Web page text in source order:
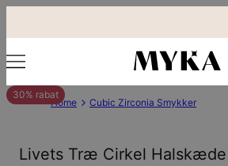
30% rabat
Home Cubic Zirconia Smykker
Livets Træ Cirkel